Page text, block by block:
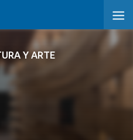
Y ARTE
Y ARTE